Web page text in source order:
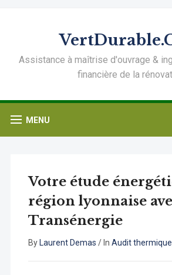
Assistance à maîtrise d'ouvrage &
financière de la
MENU
Votre étude
région lyonnaise
Transénergie
By Laurent Demas / In Audit thermique